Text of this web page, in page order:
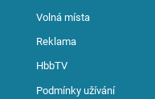
Volná místa
Reklama
HbbTV
Podmínky užívání